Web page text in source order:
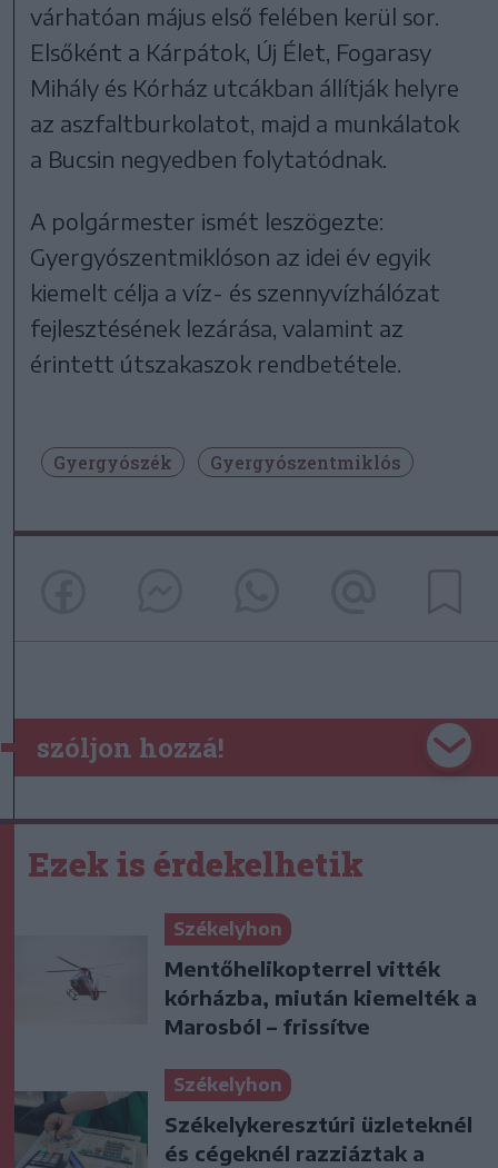
várhatóan május első felében kerül sor.
Elsőként a Kárpátok, Új Élet, Fogarasy
Mihály és Kórház utcákban állítják helyre
az aszfaltburkolatot, majd a munkálatok
a Bucsin negyedben folytatódnak.
A polgármester ismét leszögezte:
Gyergyószentmiklóson az idei év egyik
kiemelt célja a víz- és szennyvízhálózat
fejlesztésének lezárása, valamint az
érintett útszakaszok rendbetétele.
Gyergyószék Gyergyószentmiklós
szóljon hozzá!
Ezek is érdekelhetik
Székelyhon
Mentőhelikopterrel vitték
kórházba, miután kiemelték a
Marosból – frissítve
Székelyhon
Székelykeresztúri üzleteknél
és cégeknél razziáztak a